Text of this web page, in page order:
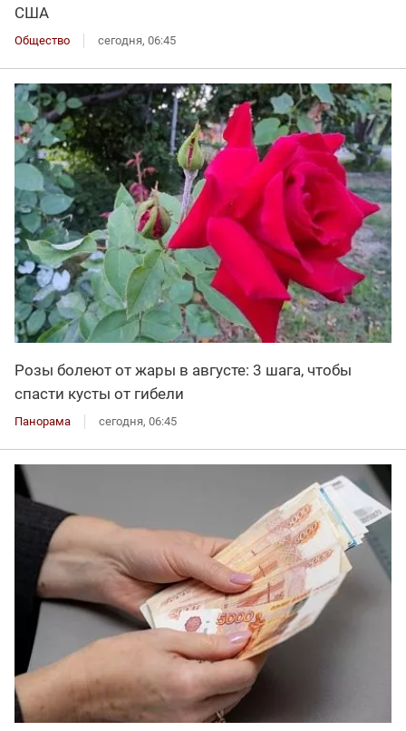
США
Общество сегодня, 06:45
Розы болеют от жары в августе: 3 шага, чтобы
спасти кусты от гибели
Панорама сегодня, 06:45